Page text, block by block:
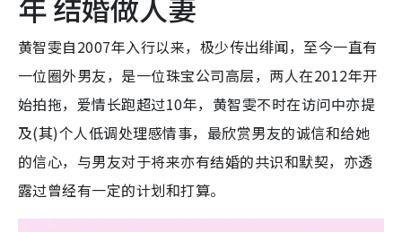
黄智雯自2007年入行以来，极少传出绯闻，至今一直有
一位圈外男友，是一位珠宝公司高层，两人在2012年开
始拍拖，爱情长跑超过10年，黄智雯不时在访问中亦提
及(其)个人低调处理感情事，最欣赏男友的诚信和给她
的信心，与男友对于将来亦有结婚的共识和默契，亦透
露过曾经有一定的计划和打算。